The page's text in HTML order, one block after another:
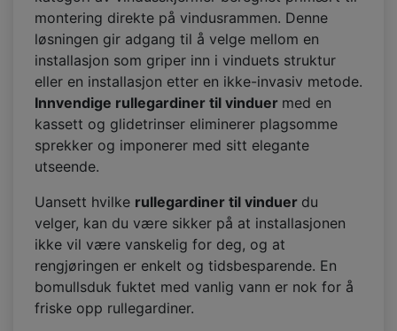
montering direkte på vindusrammen. Denne
løsningen gir adgang til å velge mellom en
installasjon som griper inn i vinduets struktur
eller en installasjon etter en ikke-invasiv metode.
Innvendige rullegardiner til vinduer med en
kassett og glidetrinser eliminerer plagsomme
sprekker og imponerer med sitt elegante
utseende.
Uansett hvilke rullegardiner til vinduer du
velger, kan du være sikker på at installasjonen
ikke vil være vanskelig for deg, og at
rengjøringen er enkelt og tidsbesparende. En
bomullsduk fuktet med vanlig vann er nok for å
friske opp rullegardiner.